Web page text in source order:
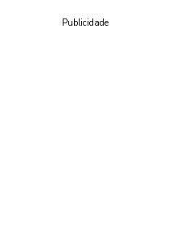
Publicidade